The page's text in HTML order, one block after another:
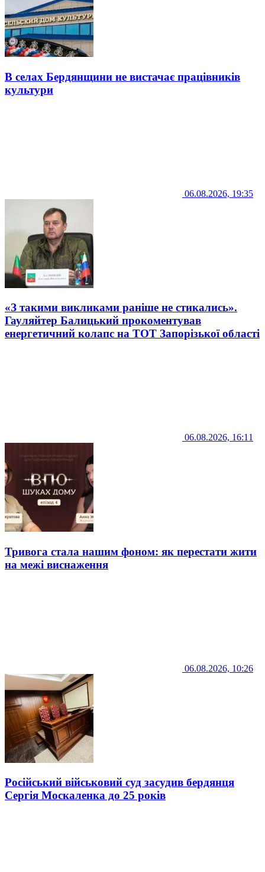
В селах Бердянщини не вистачає працівників
культури
06.08.2026, 19:35
«З такими викликами раніше не стикались».
Гауляйтер Балицький прокоментував
енергетичний колапс на ТОТ Запорізької області
06.08.2026, 16:11
Тривога стала нашим фоном: як перестати жити
на межі виснаження
06.08.2026, 10:26
Російський військовий суд засудив бердянця
Сергія Москаленка до 25 років